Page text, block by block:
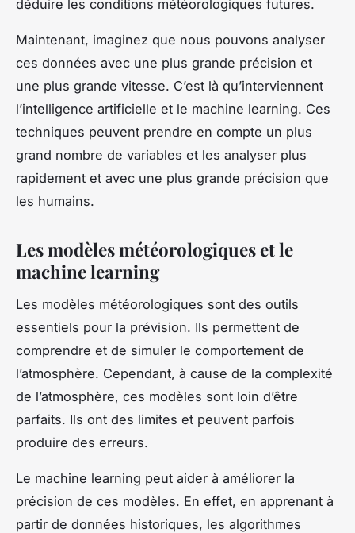
déduire les conditions météorologiques futures.
Maintenant, imaginez que nous pouvons analyser
ces données avec une plus grande précision et
une plus grande vitesse. C’est là qu’interviennent
l’intelligence artificielle et le machine learning. Ces
techniques peuvent prendre en compte un plus
grand nombre de variables et les analyser plus
rapidement et avec une plus grande précision que
les humains.
Les modèles météorologiques et le
machine learning
Les modèles météorologiques sont des outils
essentiels pour la prévision. Ils permettent de
comprendre et de simuler le comportement de
l’atmosphère. Cependant, à cause de la complexité
de l’atmosphère, ces modèles sont loin d’être
parfaits. Ils ont des limites et peuvent parfois
produire des erreurs.
Le machine learning peut aider à améliorer la
précision de ces modèles. En effet, en apprenant à
partir de données historiques, les algorithmes